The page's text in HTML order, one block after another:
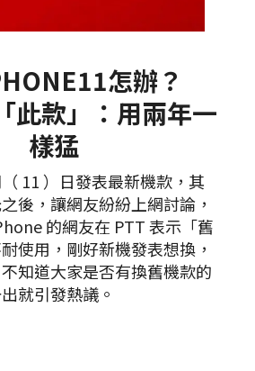
怎辦？
此款」：用兩年一
樣猛
11 ）日發表最新機款，其
後，讓網友紛紛上網討論，
的網友在 PTT 表示「舊
使用，剛好新機發表想換，
知道大家是否有換舊機款的
就引發熱議。